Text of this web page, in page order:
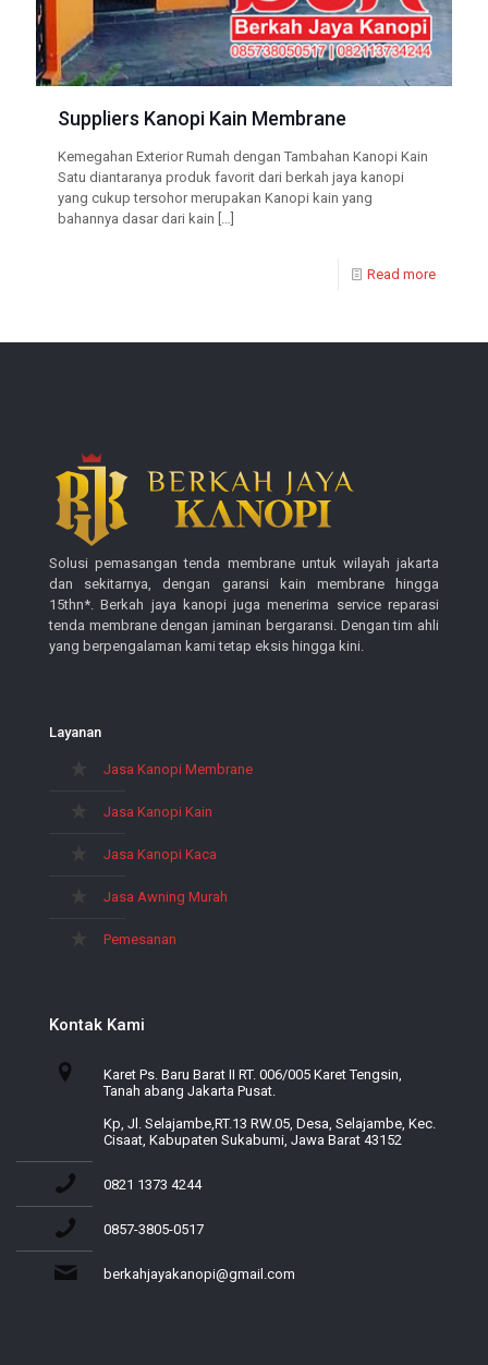
Suppliers Kanopi Kain Membrane
Kemegahan Exterior Rumah dengan Tambahan Kanopi Kain
Satu diantaranya produk favorit dari berkah jaya kanopi
yang cukup tersohor merupakan Kanopi kain yang
bahannya dasar dari kain […]
Read more
Solusi pemasangan tenda membrane untuk wilayah jakarta
dan sekitarnya, dengan garansi kain membrane hingga
15thn*. Berkah jaya kanopi juga menerima service reparasi
tenda membrane dengan jaminan bergaransi. Dengan tim ahli
yang berpengalaman kami tetap eksis hingga kini.
Layanan
Jasa Kanopi Membrane
Jasa Kanopi Kain
Jasa Kanopi Kaca
Jasa Awning Murah
Pemesanan
Kontak Kami
Karet Ps. Baru Barat II RT. 006/005 Karet Tengsin,
Tanah abang Jakarta Pusat.
Kp, Jl. Selajambe,RT.13 RW.05, Desa, Selajambe, Kec.
Cisaat, Kabupaten Sukabumi, Jawa Barat 43152
0821 1373 4244
0857-3805-0517
berkahjayakanopi@gmail.com